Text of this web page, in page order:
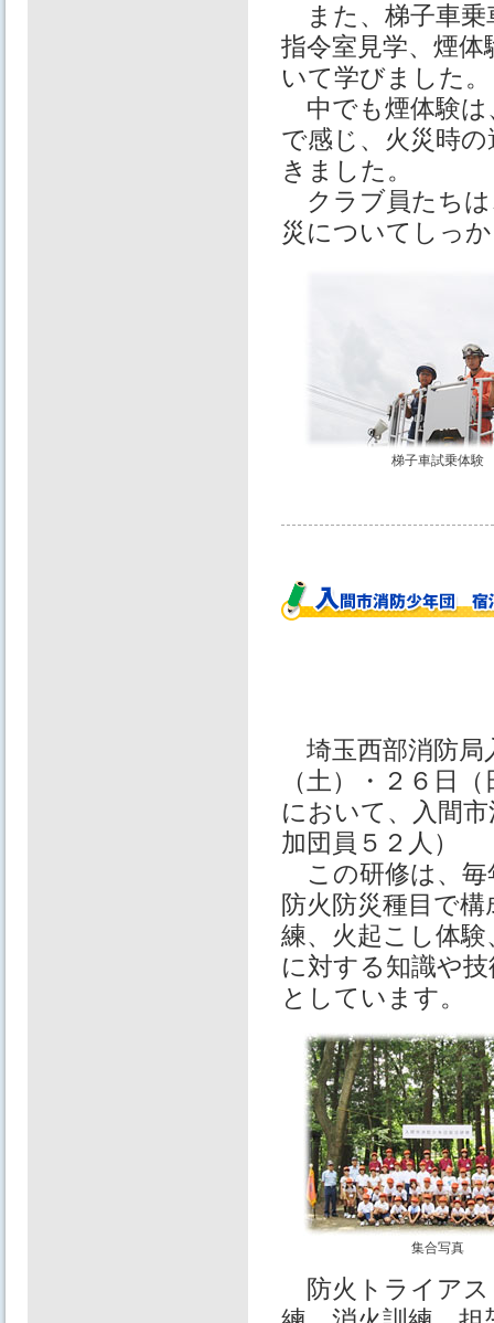
また、梯子車乗
指令室見学、煙
いて学びました。
中でも煙体験は
で感じ、火災時
きました。
クラブ員たちは
災についてしっ
梯子車試乗体験
埼玉西部消防局
（土）・２６日
において、入間
加団員５２人）
この研修は、毎
防火防災種目で
練、火起こし体
に対する知識や
としています。
集合写真
防火トライアス